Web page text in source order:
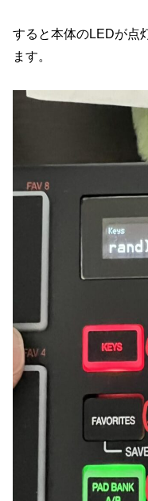
すると本体のLEDが点
ます。